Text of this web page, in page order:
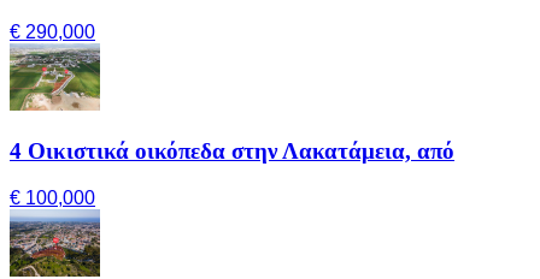
€ 290,000
4 Οικιστικά οικόπεδα στην Λακατάμεια, από
€ 100,000